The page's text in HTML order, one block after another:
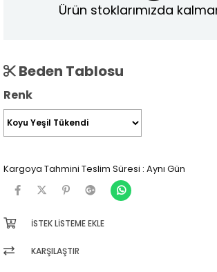
Ürün stoklarımızda
Beden Tablosu
Renk
Kargoya Tahmini Teslim Süresi : Aynı Gün
İSTEK LISTEME EKLE
KARŞILAŞTIR